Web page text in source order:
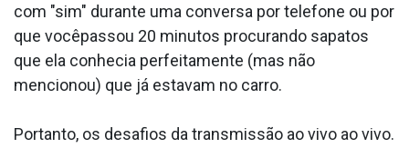
com "sim" durante uma conversa por telefone ou por
que vocêpassou 20 minutos procurando sapatos
que ela conhecia perfeitamente (mas não
mencionou) que já estavam no carro.
Portanto, os desafios da transmissão ao vivo ao vivo.